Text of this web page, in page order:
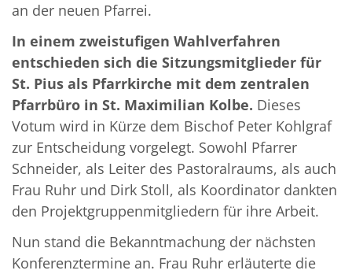
an der neuen Pfarrei.
In einem zweistufigen Wahlverfahren
entschieden sich die Sitzungsmitglieder für
St. Pius als Pfarrkirche mit dem zentralen
Pfarrbüro in St. Maximilian Kolbe. Dieses
Votum wird in Kürze dem Bischof Peter Kohlgraf
zur Entscheidung vorgelegt. Sowohl Pfarrer
Schneider, als Leiter des Pastoralraums, als auch
Frau Ruhr und Dirk Stoll, als Koordinator dankten
den Projektgruppenmitgliedern für ihre Arbeit.
Nun stand die Bekanntmachung der nächsten
Konferenztermine an. Frau Ruhr erläuterte die